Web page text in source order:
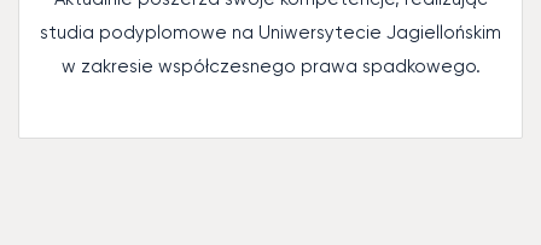
studia podyplomowe na Uniwersytecie Jagiellońskim
w zakresie współczesnego prawa spadkowego.